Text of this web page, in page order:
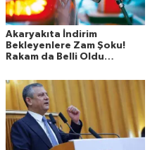
Akaryakıta İndirim
Bekleyenlere Zam Şoku!
Rakam da Belli Oldu…